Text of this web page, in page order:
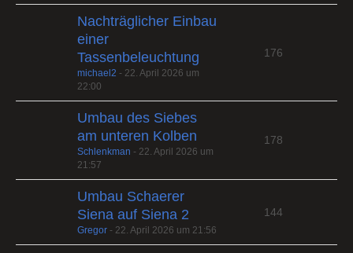
Nachträglicher Einbau
einer
Tassenbeleuchtung
michael2 - 22. April 2026 um
22:00
176
Umbau des Siebes
am unteren Kolben
Schlenkman - 22. April 2026 um
21:57
178
Umbau Schaerer
Siena auf Siena 2
Gregor - 22. April 2026 um 21:56
144